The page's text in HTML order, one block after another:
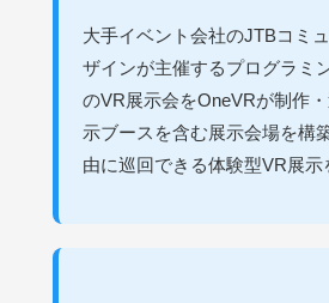
大手イベント会社のJTBコミ
ザインが主催するプログラミ
のVR展示会をOneVRが制作
示ブースを含む展示会場を構
由に巡回できる体験型VR展示